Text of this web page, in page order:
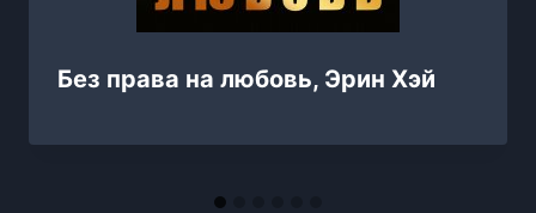
Без права на любовь, Эрин Хэй